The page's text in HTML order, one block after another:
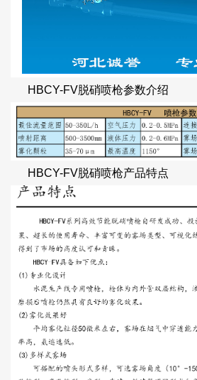
HBCY-FV脱硝喷枪参数介绍
HBCY-FV脱硝喷枪产品特点